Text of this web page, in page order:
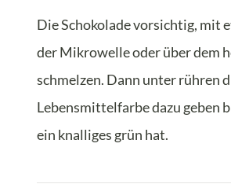
Die Schokolade vorsichtig, mit
der Mikrowelle oder über dem
schmelzen. Dann unter rühren
Lebensmittelfarbe dazu geben
ein knalliges grün hat.